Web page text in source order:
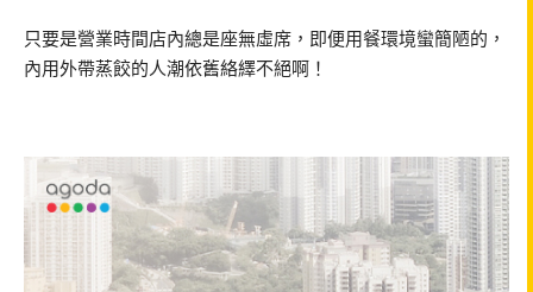
只要是營業時間店內總是座無虛席，即便用餐環境蠻簡陋的，
內用外帶蒸餃的人潮依舊絡繹不絕啊！